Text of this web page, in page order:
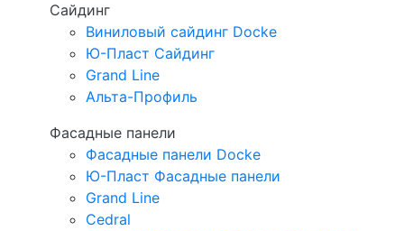
Сайдинг
Виниловый сайдинг Docke
Ю-Пласт Сайдинг
Grand Line
Альта-Профиль
Фасадные панели
Фасадные панели Docke
Ю-Пласт Фасадные панели
Grand Line
Cedral